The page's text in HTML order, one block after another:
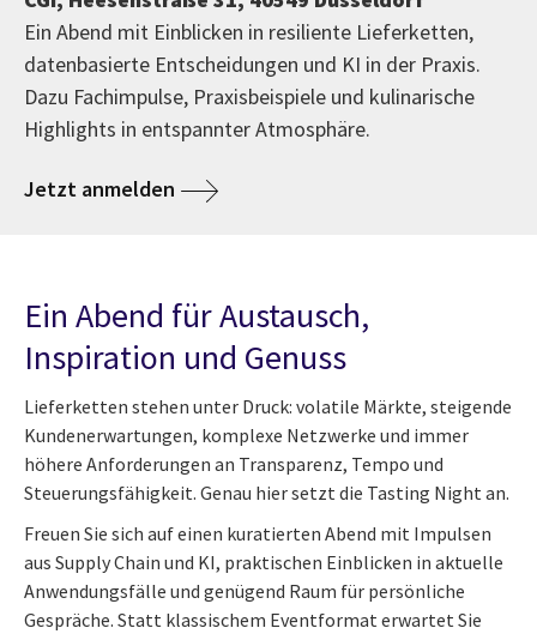
Ein Abend mit Einblicken in resiliente Lieferketten,
datenbasierte Entscheidungen und KI in der Praxis.
Dazu Fachimpulse, Praxisbeispiele und kulinarische
Highlights in entspannter Atmosphäre.
Jetzt anmelden
Ein Abend für Austausch,
Inspiration und Genuss
Lieferketten stehen unter Druck: volatile Märkte, steigende
Kundenerwartungen, komplexe Netzwerke und immer
höhere Anforderungen an Transparenz, Tempo und
Steuerungsfähigkeit. Genau hier setzt die Tasting Night an.
Freuen Sie sich auf einen kuratierten Abend mit Impulsen
aus Supply Chain und KI, praktischen Einblicken in aktuelle
Anwendungsfälle und genügend Raum für persönliche
Gespräche. Statt klassischem Eventformat erwartet Sie